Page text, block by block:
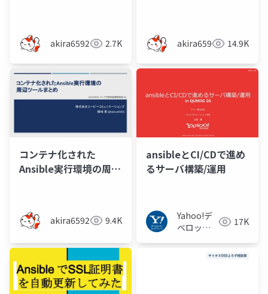
akira6592 2.7K akira6592 14.9K
コンテナ化された
Ansible実行環境の周辺
akira6592 9.4K
ansibleとCI/CDで進め
るサーバ構築/運用
Yahoo!デ
ベロッパ
17K